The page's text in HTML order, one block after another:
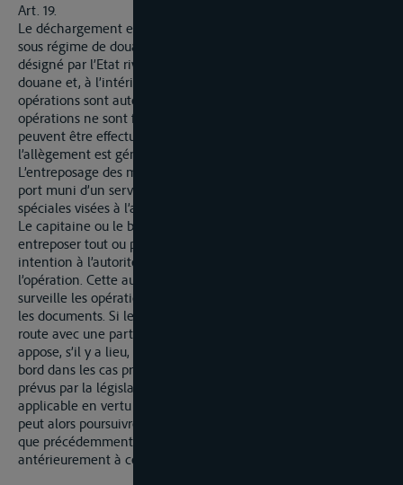
Art. 19.
Le déchargement et le transbordement des marchandises
sous régime de douane doivent être effectués dans un port
désigné par l’Etat riverain comme comportant un service de
douane et, à l’intérieur de ce port, aux emplacements où ces
opérations sont autorisées par la douane. Quand ces
opérations ne sont faites que dans un but d’allègement, elles
peuvent être effectuées sur les autres points du Rhin où
l’allègement est généralement pratiqué.
L’entreposage des marchandises doit être effectué dans un
port muni d’un service d’entreposage ou des installations
spéciales visées à l’article 23, alinéa 3.
Le capitaine ou le batelier qui veut décharger, transborder ou
entreposer tout ou partie de sa cargaison fait part de son
intention à l’autorité douanière, qui fixe les conditions de
l’opération. Cette autorité levé, s’il y a lieu, les plombs,
surveille les opérations et apure, dans la mesure nécessaire,
les documents. Si le capitaine ou batelier désire continuer sa
route avec une partie de sa cargaison, l’autorité douanière
appose, s’il y a lieu, de nouveaux plombs et met des gardiens à
bord dans les cas prévus à l’article 13 ainsi que dans les cas
prévus par la législation nationale lorsque celle-ci est
applicable en vertu de l’article 14. Le capitaine ou batelier
peut alors poursuivre son voyage dans les mêmes conditions
que précédemment, muni, soit d’un document établi
antérieurement à cet effet, soit d’un nouveau document.